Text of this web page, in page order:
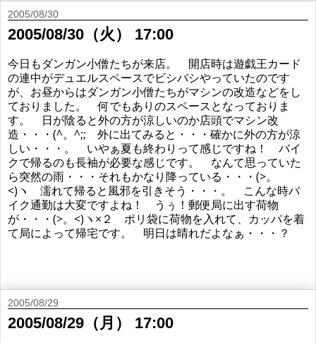
2005/08/30
2005/08/30（火） 17:00
今日もダンガン小僧たちが来店。 開店時は遊戯王カード
の連中がデュエルスペースでビシバシやっていたのです
が、お昼からはダンガン小僧たちがマシンの改造などをし
ておりました。 何でもありのスペースとなっておりま
す。 日が陰ると外の方が涼しいのか店頭でマシン改
造・・・(^。^;; 外に出てみると・・・確かに外の方が涼
しい・・・。 いやぁ夏も終わりって感じですね！ バイ
クで帰るのも長袖が必要な感じです。 なんて思っていた
ら突然の雨・・・それもかなり降っている・・・(>。
<)ヽ 濡れて帰ると風邪を引きそう・・・。 こんな時バ
イク通勤は大変ですよね！ うぅ！郵便局に出す荷物
が・・・(>。<)ヽ×２ ポリ袋に荷物を入れて、カッパを着
て局によって帰宅です。 明日は晴れだよなぁ・・・？
2005/08/29
2005/08/29（月） 17:00